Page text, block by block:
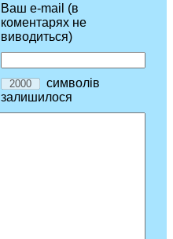
Ваш e-mail (в
коментарях не
виводиться)
символів
залишилося